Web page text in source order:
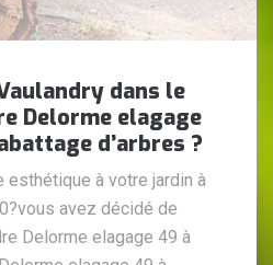
dans le
Delorme elagage
d’arbres ?
esthétique à votre jardin à
avez décidé de
Delorme elagage 49 à